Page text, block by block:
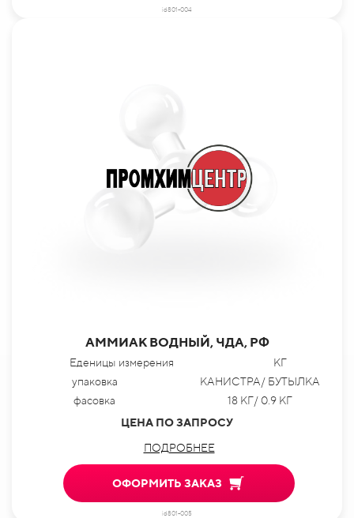
id801-004
АММИАК ВОДНЫЙ, ЧДА, РФ
Еденицы измерения
КГ
упаковка
КАНИСТРА/ БУТЫЛКА
фасовка
18 КГ/ 0.9 КГ
ЦЕНА ПО ЗАПРОСУ
ПОДРОБНЕЕ
ОФОРМИТЬ ЗАКАЗ
id801-005